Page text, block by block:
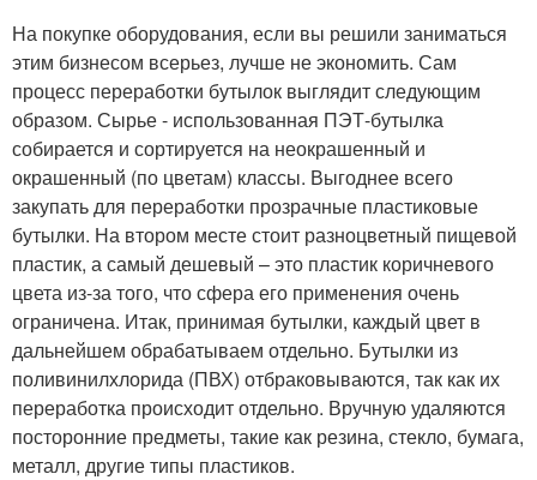
На покупке оборудования, если вы решили заниматься
этим бизнесом всерьез, лучше не экономить. Сам
процесс переработки бутылок выглядит следующим
образом. Сырье - использованная ПЭТ-бутылка
собирается и сортируется на неокрашенный и
окрашенный (по цветам) классы. Выгоднее всего
закупать для переработки прозрачные пластиковые
бутылки. На втором месте стоит разноцветный пищевой
пластик, а самый дешевый – это пластик коричневого
цвета из-за того, что сфера его применения очень
ограничена. Итак, принимая бутылки, каждый цвет в
дальнейшем обрабатываем отдельно. Бутылки из
поливинилхлорида (ПВХ) отбраковываются, так как их
переработка происходит отдельно. Вручную удаляются
посторонние предметы, такие как резина, стекло, бумага,
металл, другие типы пластиков.